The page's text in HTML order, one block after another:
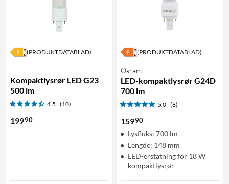
(PRODUKTDATABLAD)
Kompaktlysrør LED G23
500 lm
4.5 (10)
19990
(PRODUKTDATABLAD)
Osram
LED-kompaktlysrør G24D
700 lm
5.0 (8)
15990
Lysfluks: 700 lm
Lengde: 148 mm
LED-erstatning for 18 W
kompaktlysrør